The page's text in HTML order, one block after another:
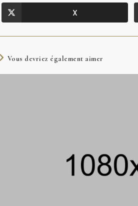
X
Vous devriez également aimer